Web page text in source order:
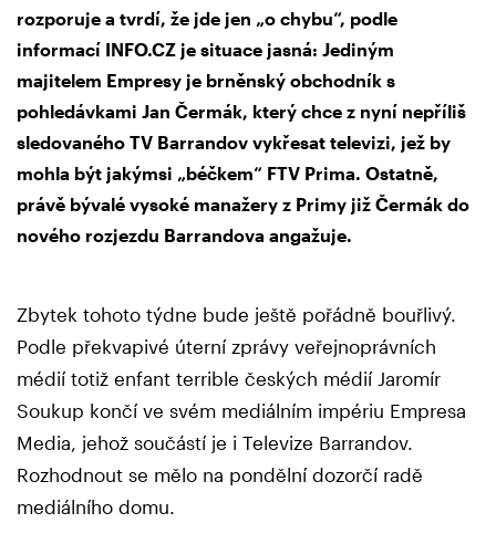
rozporuje a tvrdí, že jde jen „o chybu“, podle
informací INFO.CZ je situace jasná: Jediným
majitelem Empresy je brněnský obchodník s
pohledávkami Jan Čermák, který chce z nyní nepříliš
sledovaného TV Barrandov vykřesat televizi, jež by
mohla být jakýmsi „béčkem“ FTV Prima. Ostatně,
právě bývalé vysoké manažery z Primy již Čermák do
nového rozjezdu Barrandova angažuje.
Zbytek tohoto týdne bude ještě pořádně bouřlivý.
Podle překvapivé úterní zprávy veřejnoprávních
médií totiž enfant terrible českých médií Jaromír
Soukup končí ve svém mediálním impériu Empresa
Media, jehož součástí je i Televize Barrandov.
Rozhodnout se mělo na pondělní dozorčí radě
mediálního domu.